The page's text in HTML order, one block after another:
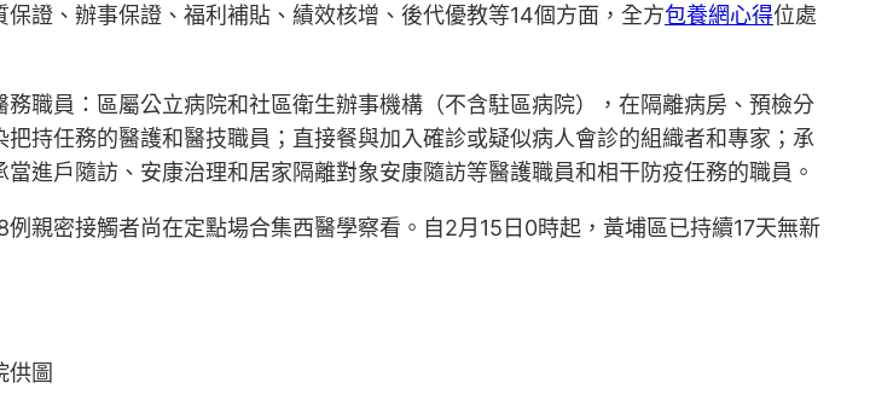
證、辦事保證、福利補貼、績效核增、後代優教等14個方面，全方包養網心得位處
務職員：區屬公立病院和社區衛生辦事機構（不含駐區病院），在隔離病房、預檢分
持任務的醫護和醫技職員；直接餐與加入確診或疑似病人會診的組織者和專家；承
進戶隨訪、安康治理和居家隔離對象安康隨訪等醫護職員和相干防疫任務的職員。
親密接觸者尚在定點場合集西醫學察看。自2月15日0時起，黃埔區已持續17天無新
供圖